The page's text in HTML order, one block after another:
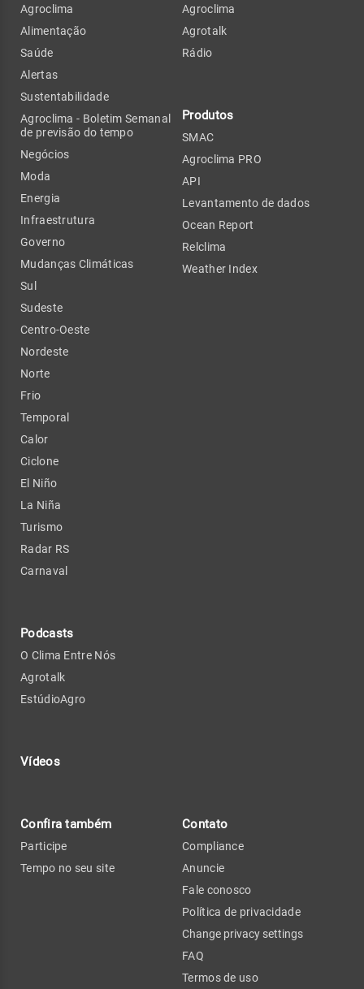
Agroclima
Alimentação
Saúde
Alertas
Sustentabilidade
Agroclima - Boletim Semanal
de previsão do tempo
Negócios
Moda
Energia
Infraestrutura
Governo
Mudanças Climáticas
Sul
Sudeste
Centro-Oeste
Nordeste
Norte
Frio
Temporal
Calor
Ciclone
El Niño
La Niña
Turismo
Radar RS
Carnaval
Podcasts
O Clima Entre Nós
Agrotalk
EstúdioAgro
Vídeos
Agroclima
Agrotalk
Rádio
Produtos
SMAC
Agroclima PRO
API
Levantamento de dados
Ocean Report
Relclima
Weather Index
Confira também
Participe
Tempo no seu site
Contato
Compliance
Anuncie
Fale conosco
Política de privacidade
Change privacy settings
FAQ
Termos de uso